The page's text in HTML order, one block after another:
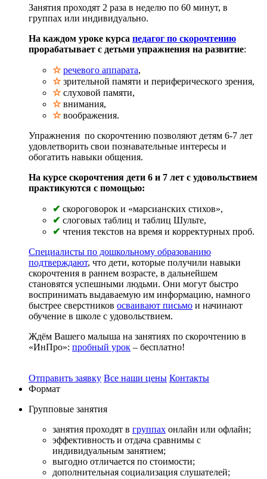
Занятия проходят 2 раза в неделю по 60 минут, в
группах или индивидуально.
На каждом уроке курса педагог по скорочтению
прорабатывает с детьми упражнения на развитие:
☆речевого аппарата,
☆зрительной памяти и периферического зрения,
☆слуховой памяти,
☆внимания,
☆воображения.
Упражнения по скорочтению позволяют детям 6-7 лет
удовлетворить свои познавательные интересы и
обогатить навыки общения.
На курсе скорочтения дети 6 и 7 лет с удовольствием
практикуются с помощью:
✔ скороговорок и «марсианских стихов»,
✔ слоговых таблиц и таблиц Шульте,
✔ чтения текстов на время и корректурных проб.
Специалисты по дошкольному образованию
подтверждают, что дети, которые получили навыки
скорочтения в раннем возрасте, в дальнейшем
становятся успешными людьми. Они могут быстро
воспринимать выдаваемую им информацию, намного
быстрее сверстников осваивают письмо и начинают
обучение в школе с удовольствием.
Ждём Вашего малыша на занятиях по скорочтению в
«ИнПро»: пробный урок – бесплатно!
Отправить заявку Все наши цены Контакты
Формат
Групповые занятия
занятия проходят в группах онлайн или офлайн;
эффективность и отдача сравнимы с
индивидуальным занятием;
выгодно отличается по стоимости;
дополнительная социализация слушателей;